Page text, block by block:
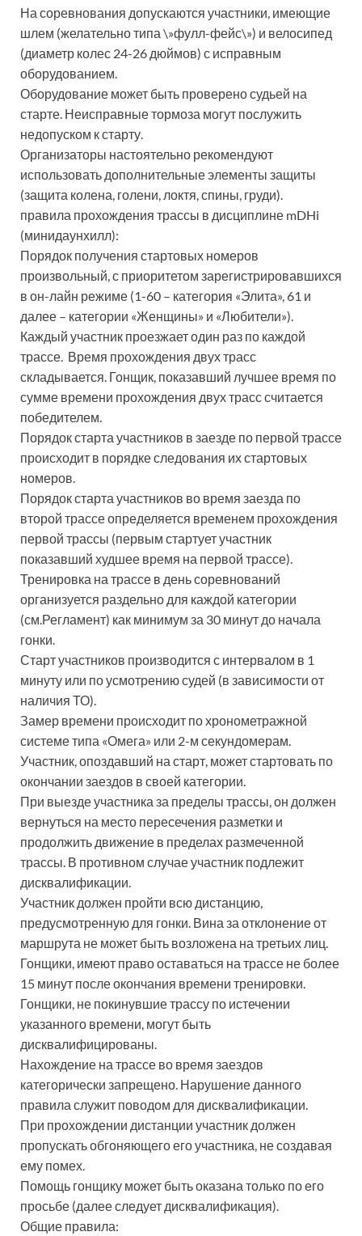
На соревнования допускаются участники, имеющие
шлем (желательно типа \»фулл-фейс\») и велосипед
(диаметр колес 24-26 дюймов) с исправным
оборудованием.
Оборудование может быть проверено судьей на
старте. Неисправные тормоза могут послужить
недопуском к старту.
Организаторы настоятельно рекомендуют
использовать дополнительные элементы защиты
(защита колена, голени, локтя, спины, груди).
правила прохождения трассы в дисциплине mDHi
(минидаунхилл):
Порядок получения стартовых номеров
произвольный, с приоритетом зарегистрировавшихся
в он-лайн режиме (1-60 – категория «Элита», 61 и
далее – категории «Женщины» и «Любители»).
Каждый участник проезжает один раз по каждой
трассе. Время прохождения двух трасс
складывается. Гонщик, показавший лучшее время по
сумме времени прохождения двух трасс считается
победителем.
Порядок старта участников в заезде по первой трассе
происходит в порядке следования их стартовых
номеров.
Порядок старта участников во время заезда по
второй трассе определяется временем прохождения
первой трассы (первым стартует участник
показавший худшее время на первой трассе).
Тренировка на трассе в день соревнований
организуется раздельно для каждой категории
(см.Регламент) как минимум за 30 минут до начала
гонки.
Старт участников производится с интервалом в 1
минуту или по усмотрению судей (в зависимости от
наличия ТО).
Замер времени происходит по хронометражной
системе типа «Омега» или 2-м секундомерам.
Участник, опоздавший на старт, может стартовать по
окончании заездов в своей категории.
При выезде участника за пределы трассы, он должен
вернуться на место пересечения разметки и
продолжить движение в пределах размеченной
трассы. В противном случае участник подлежит
дисквалификации.
Участник должен пройти всю дистанцию,
предусмотренную для гонки. Вина за отклонение от
маршрута не может быть возложена на третьих лиц.
Гонщики, имеют право оставаться на трассе не более
15 минут после окончания времени тренировки.
Гонщики, не покинувшие трассу по истечении
указанного времени, могут быть
дисквалифицированы.
Нахождение на трассе во время заездов
категорически запрещено. Нарушение данного
правила служит поводом для дисквалификации.
При прохождении дистанции участник должен
пропускать обгоняющего его участника, не создавая
ему помех.
Помощь гонщику может быть оказана только по его
просьбе (далее следует дисквалификация).
Общие правила: